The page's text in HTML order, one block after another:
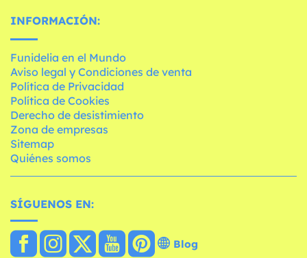
INFORMACIÓN:
Funidelia en el Mundo
Aviso legal y Condiciones de venta
Política de Privacidad
Política de Cookies
Derecho de desistimiento
Zona de empresas
Sitemap
Quiénes somos
SÍGUENOS EN:
Blog